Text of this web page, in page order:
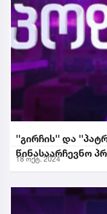
''გირჩის'' და
წინასაარჩევნო
18 ოქტ. 2024